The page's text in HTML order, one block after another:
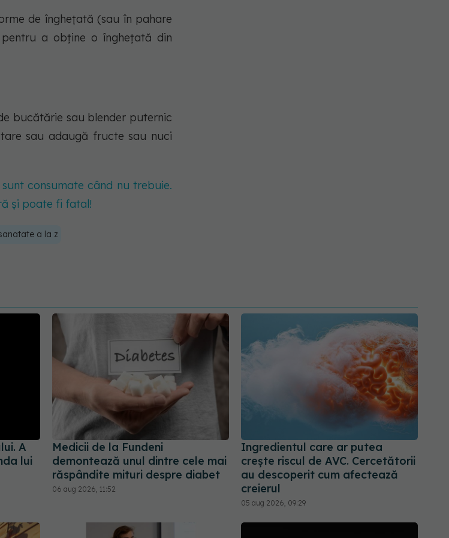
de înghețată (sau în pahare
a obține o înghețată din
bucătărie sau blender puternic
sau adaugă fructe sau nuci
consumate când nu trebuie.
și poate fi fatal!
a la z
A
lui
Medicii de la Fundeni
demontează unul dintre cele mai
răspândite mituri despre diabet
06 aug 2026, 11:52
Ingredientul care ar putea
crește riscul de AVC. Cercetătorii
au descoperit cum afectează
creierul
05 aug 2026, 09:29